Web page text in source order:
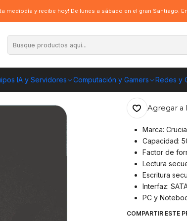
IA y Servidores Computación y Gamers Redes y
mediodía y recibe hoy! De lunes a sábado en el gran Santiago.
Sólido Crucial BX500 - 500 GB (SSD, SATA, 540/500 MB/s)
Disco
540/500
ENVÍO
Agregar a
Marca:
Capacidad:
Factor de
Lectura
Escritura
Interfaz:
PC y
COMPARTIR ESTE